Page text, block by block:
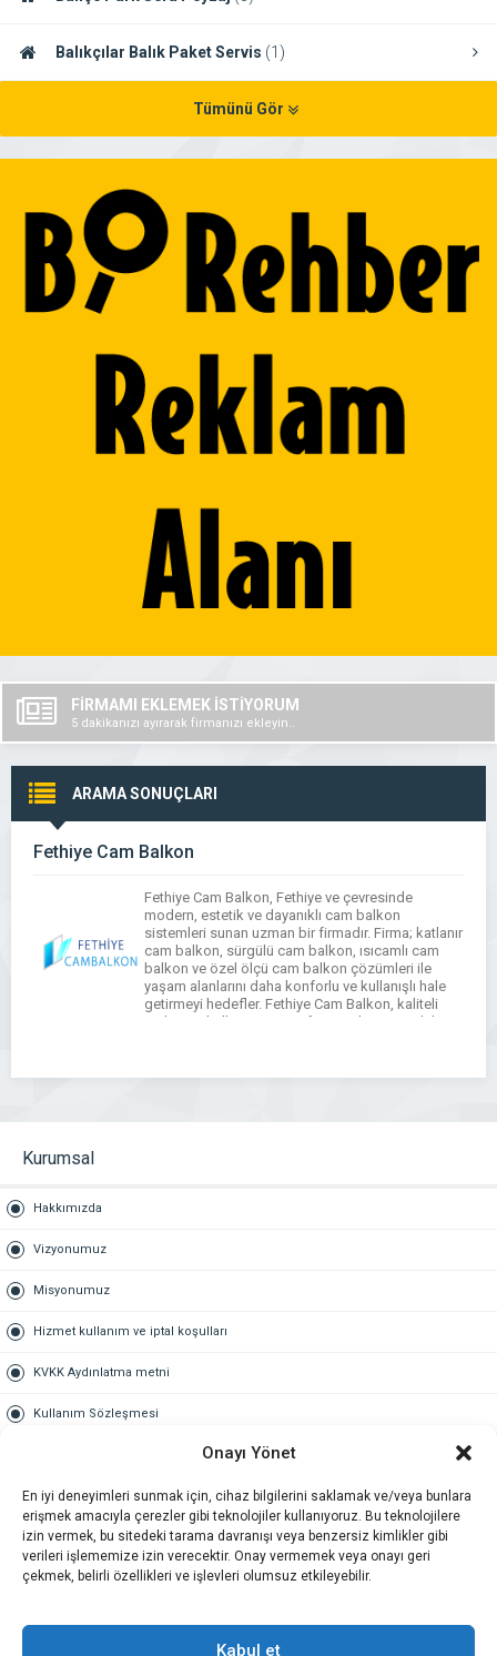
Onayı Yönet
En iyi deneyimleri sunmak için, cihaz bilgilerini saklamak ve/veya bunlara
erişmek amacıyla çerezler gibi teknolojiler kullanıyoruz. Bu teknolojilere
izin vermek, bu sitedeki tarama davranışı veya benzersiz kimlikler gibi
verileri işlememize izin verecektir. Onay vermemek veya onayı geri
çekmek, belirli özellikleri ve işlevleri olumsuz etkileyebilir.
Kabul et
Balıkçılar Balık Paket Servis (1)
Tümünü Gör
FİRMAMI EKLEMEK İSTİYORUM
5 dakikanızı ayırarak firmanızı ekleyin..
ARAMA SONUÇLARI
Fethiye Cam Balkon
Fethiye Cam Balkon, Fethiye ve çevresinde
modern, estetik ve dayanıklı cam balkon
sistemleri sunan uzman bir firmadır. Firma; katlanır
cam balkon, sürgülü cam balkon, ısıcamlı cam
balkon ve özel ölçü cam balkon çözümleri ile
yaşam alanlarını daha konforlu ve kullanışlı hale
getirmeyi hedefler. Fethiye Cam Balkon, kaliteli
malzeme kullanımı ve profesyonel montaj ekibi
Kurumsal
Hakkımızda
Vizyonumuz
Misyonumuz
Hizmet kullanım ve iptal koşulları
KVKK Aydınlatma metni
Kullanım Sözleşmesi
Gold üyelik nedir
Kariyer